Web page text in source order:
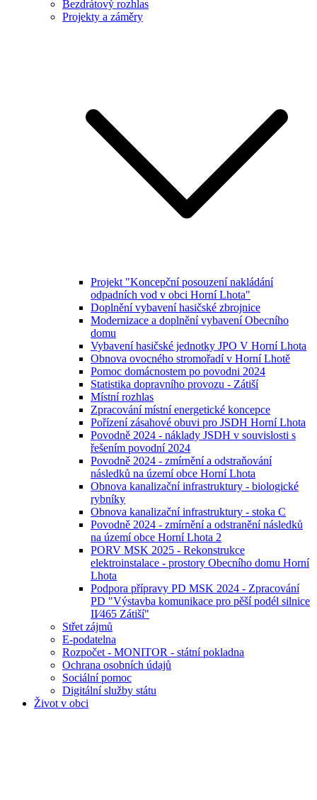
Bezdrátový rozhlas
Projekty a záměry
Projekt "Koncepční posouzení nakládání
odpadních vod v obci Horní Lhota"
Doplnění vybavení hasičské zbrojnice
Modernizace a doplnění vybavení Obecního
domu
Vybavení hasičské jednotky JPO V Horní Lhota
Obnova ovocného stromořadí v Horní Lhotě
Pomoc domácnostem po povodni 2024
Statistika dopravního provozu - Zátiší
Místní rozhlas
Zpracování místní energetické koncepce
Pořízení zásahové obuvi pro JSDH Horní Lhota
Povodně 2024 - náklady JSDH v souvislosti s
řešením povodní 2024
Povodně 2024 - zmírnění a odstraňování
následků na území obce Horní Lhota
Obnova kanalizační infrastruktury - biologické
rybníky
Obnova kanalizační infrastruktury - stoka C
Povodně 2024 - zmírnění a odstranění následků
na území obce Horní Lhota 2
PORV MSK 2025 - Rekonstrukce
elektroinstalace - prostory Obecního domu Horní
Lhota
Podpora přípravy PD MSK 2024 - Zpracování
PD "Výstavba komunikace pro pěší podél silnice
II⁄465 Zátiší"
Střet zájmů
E-podatelna
Rozpočet - MONITOR - státní pokladna
Ochrana osobních údajů
Sociální pomoc
Digitální služby státu
Život v obci